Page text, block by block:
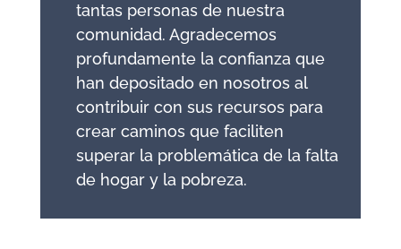
tantas personas de nuestra
comunidad. Agradecemos
profundamente la confianza que
han depositado en nosotros al
contribuir con sus recursos para
crear caminos que faciliten
superar la problemática de la falta
de hogar y la pobreza.